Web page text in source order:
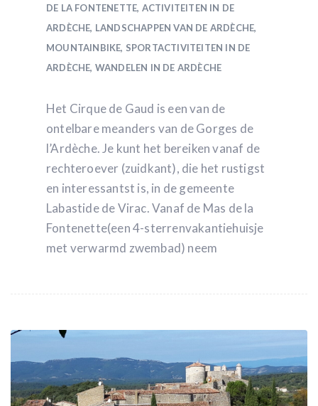
DE LA FONTENETTE, ACTIVITEITEN IN DE
ARDÈCHE, LANDSCHAPPEN VAN DE ARDÈCHE,
MOUNTAINBIKE, SPORTACTIVITEITEN IN DE
ARDÈCHE, WANDELEN IN DE ARDÈCHE
Het Cirque de Gaud is een van de
ontelbare meanders van de Gorges de
l’Ardèche. Je kunt het bereiken vanaf de
rechteroever (zuidkant), die het rustigst
en interessantst is, in de gemeente
Labastide de Virac. Vanaf de Mas de la
Fontenette(een 4-sterrenvakantiehuisje
met verwarmd zwembad) neem